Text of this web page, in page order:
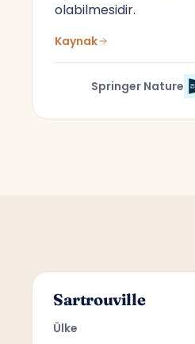
olabilmesidir.
Kaynak
Springer Nature
Sartrouville
Ülke